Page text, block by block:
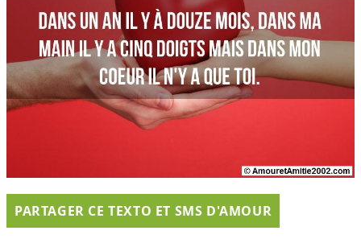
PARTAGER CE TEXTO ET SMS D'AMOUR